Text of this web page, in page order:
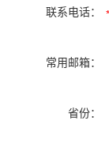
联系电话：
常用邮箱：
省份：